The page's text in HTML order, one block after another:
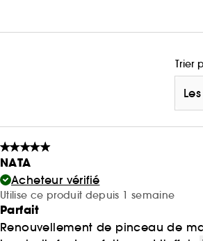
Trier
NATA
Acheteur vérifié
Utilise ce produit depuis 1 semaine
Parfait
Renouvellement de pinceau de